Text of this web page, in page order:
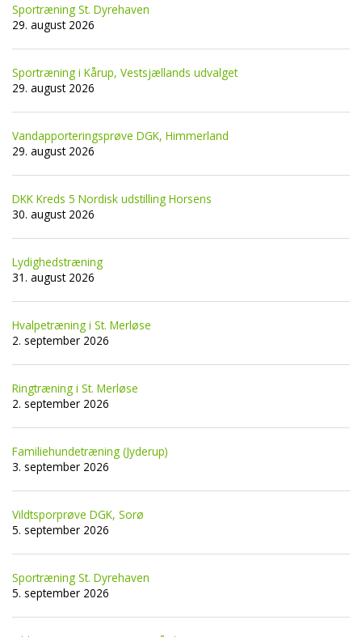
Sportræning St. Dyrehaven
29. august 2026
Sportræning i Kårup, Vestsjællands udvalget
29. august 2026
Vandapporteringsprøve DGK, Himmerland
29. august 2026
DKK Kreds 5 Nordisk udstilling Horsens
30. august 2026
Lydighedstræning
31. august 2026
Hvalpetræning i St. Merløse
2. september 2026
Ringtræning i St. Merløse
2. september 2026
Familiehundetræning (Jyderup)
3. september 2026
Vildtsporprøve DGK, Sorø
5. september 2026
Sportræning St. Dyrehaven
5. september 2026